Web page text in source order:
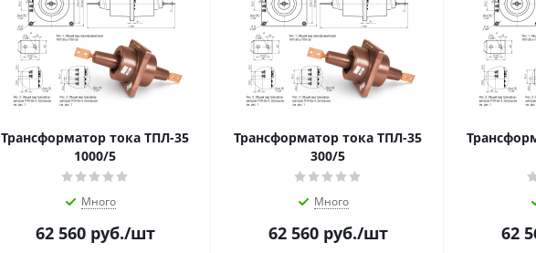
Трансформатор тока ТПЛ-35
1000/5
Много
62 560руб./шт
Трансформатор тока ТПЛ-35
300/5
Много
62 560руб./шт 62